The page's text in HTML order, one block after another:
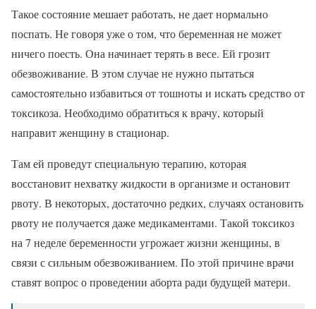
Такое состояние мешает работать, не дает нормально
поспать. Не говоря уже о том, что беременная не может
ничего поесть. Она начинает терять в весе. Ей грозит
обезвоживание. В этом случае не нужно пытаться
самостоятельно избавиться от тошноты и искать средство от
токсикоза. Необходимо обратиться к врачу, который
направит женщину в стационар.
Там ей проведут специальную терапию, которая
восстановит нехватку жидкости в организме и остановит
рвоту. В некоторых, достаточно редких, случаях остановить
рвоту не получается даже медикаментами. Такой токсикоз
на 7 неделе беременности угрожает жизни женщины, в
связи с сильным обезвоживанием. По этой причине врачи
ставят вопрос о проведении аборта ради будущей матери.